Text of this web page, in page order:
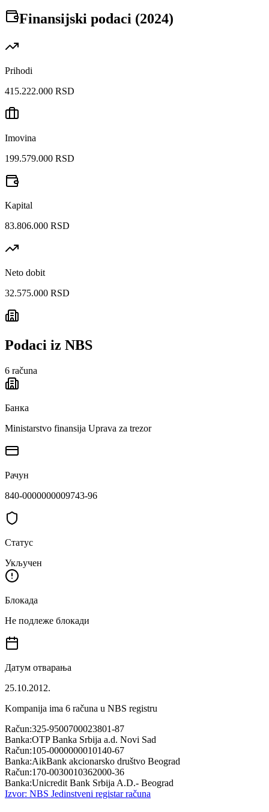
Finansijski podaci (2024)
Prihodi
415.222.000 RSD
Imovina
199.579.000 RSD
Kapital
83.806.000 RSD
Neto dobit
32.575.000 RSD
Podaci iz NBS
6 računa
Банка
Ministarstvo finansija Uprava za trezor
Рачун
840-0000000009743-96
Статус
Укључен
Блокада
Не подлеже блокади
Датум отварања
25.10.2012.
Kompanija ima 6 računa u NBS registru
Račun:325-9500700023801-87
Banka:OTP Banka Srbija a.d. Novi Sad
Račun:105-0000000010140-67
Banka:AikBank akcionarsko društvo Beograd
Račun:170-0030010362000-36
Banka:Unicredit Bank Srbija A.D.- Beograd
Izvor: NBS Jedinstveni registar računa